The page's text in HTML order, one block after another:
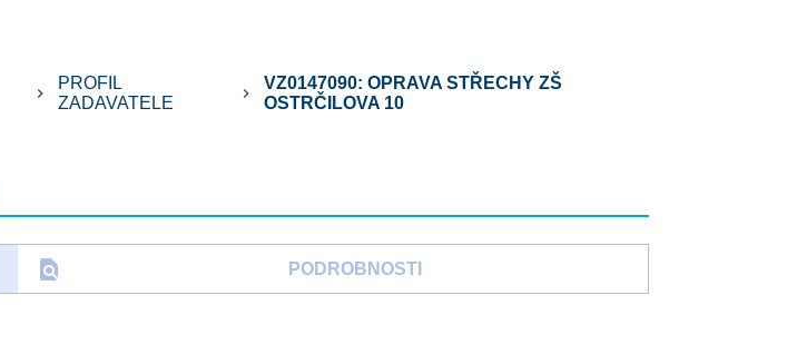
keyboard_arrow_right
PROFIL
ZADAVATELE
keyboard_arrow_right
VZ0147090: OPRAVA STŘECHY ZŠ
OSTRČILOVA 10
find_in_page PODROBNOSTI